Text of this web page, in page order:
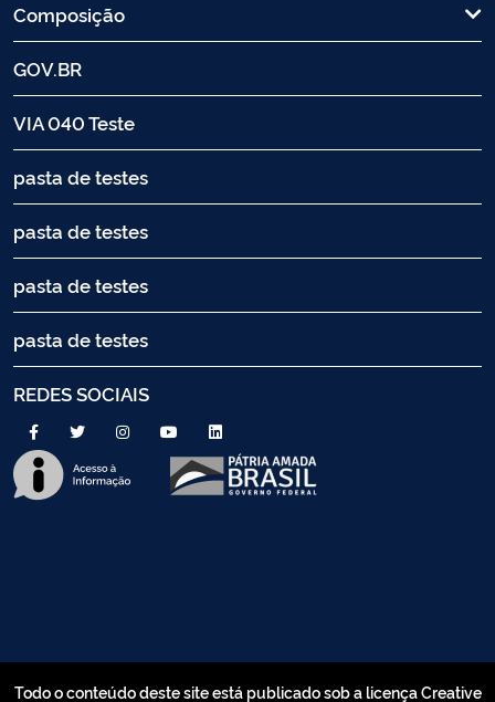
Composição
GOV.BR
VIA 040 Teste
pasta de testes
pasta de testes
pasta de testes
pasta de testes
REDES SOCIAIS
Todo o conteúdo deste site está publicado sob a licença Creative